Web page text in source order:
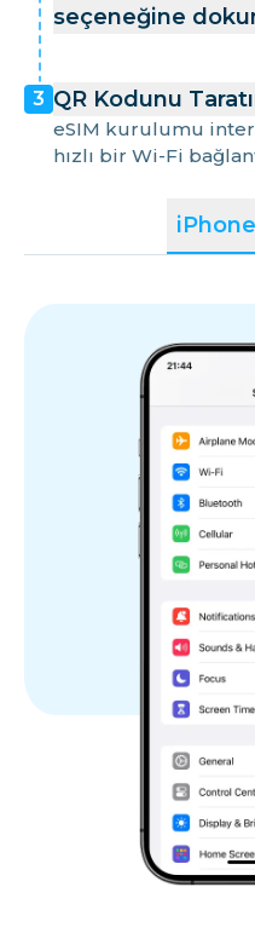
iPhone
seçeneğine
3 QR Kodunu
eSIM kurulumu
hızlı bir Wi-Fi